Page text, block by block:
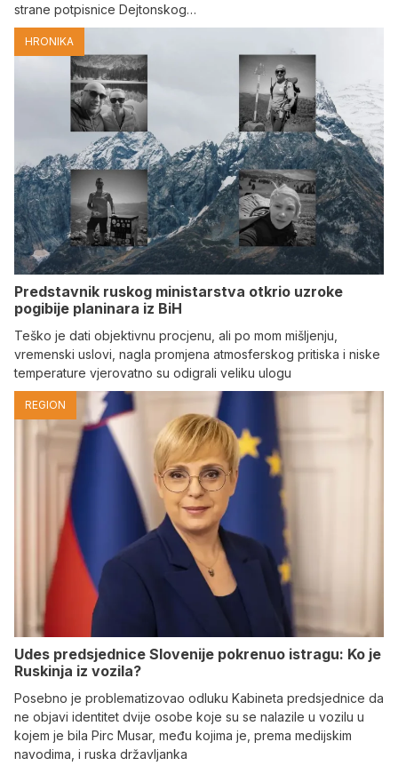
strane potpisnice Dejtonskog…
HRONIKA
Predstavnik ruskog ministarstva otkrio uzroke
pogibije planinara iz BiH
Teško je dati objektivnu procjenu, ali po mom mišljenju,
vremenski uslovi, nagla promjena atmosferskog pritiska i niske
temperature vjerovatno su odigrali veliku ulogu
REGION
Udes predsjednice Slovenije pokrenuo istragu: Ko je
Ruskinja iz vozila?
Posebno je problematizovao odluku Kabineta predsjednice da
ne objavi identitet dvije osobe koje su se nalazile u vozilu u
kojem je bila Pirc Musar, među kojima je, prema medijskim
navodima, i ruska državljanka